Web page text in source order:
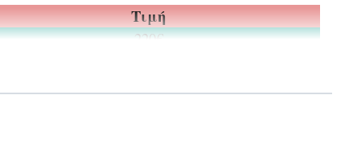
Τιμή
220€
του κλειστού, προστατευόμενου κόλπου, η